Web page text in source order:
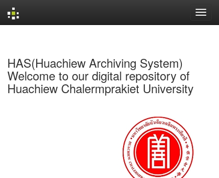
HAS(Huachiew Archiving System)
Welcome to our digital repository of
Huachiew Chalermprakiet University